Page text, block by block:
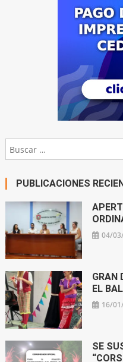
PUBLICACIONES
04/
GRAN
EL
16/
SE